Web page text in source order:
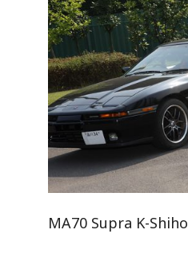
MA70 Supra K-Shiho